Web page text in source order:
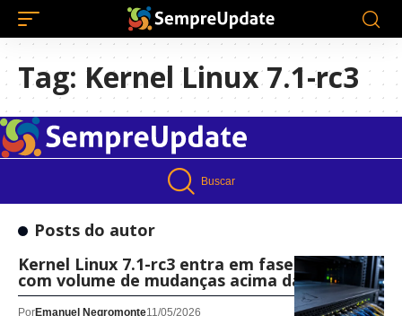
Tag: Kernel Linux 7.1-rc3
Buscar
Posts do autor
Kernel Linux 7.1-rc3 entra em fase de testes
com volume de mudanças acima da média
PorEmanuel Negromonte11/05/2026